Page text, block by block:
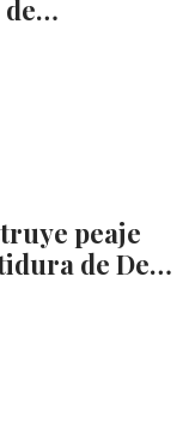
de…
peaje
de De…